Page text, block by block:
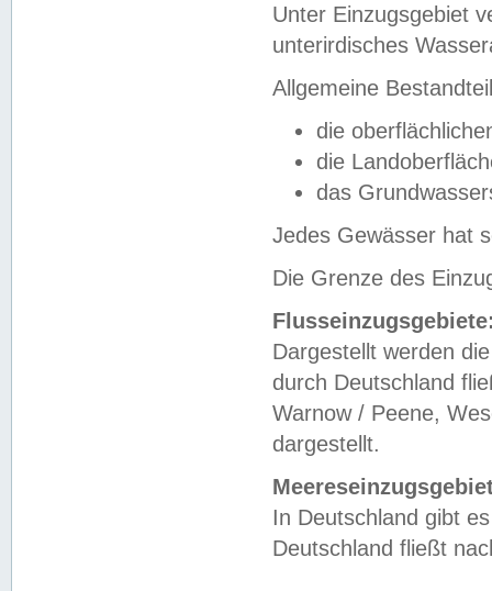
Unter Einzugsgebiet
unterirdisches
Allgemeine
die
die
das
Jedes Gewässer hat
Die Grenze des
Dargestellt werden
durch Deutschland
Warnow / Peene,
dargestellt.
In Deutschland gibt
Deutschland fließt